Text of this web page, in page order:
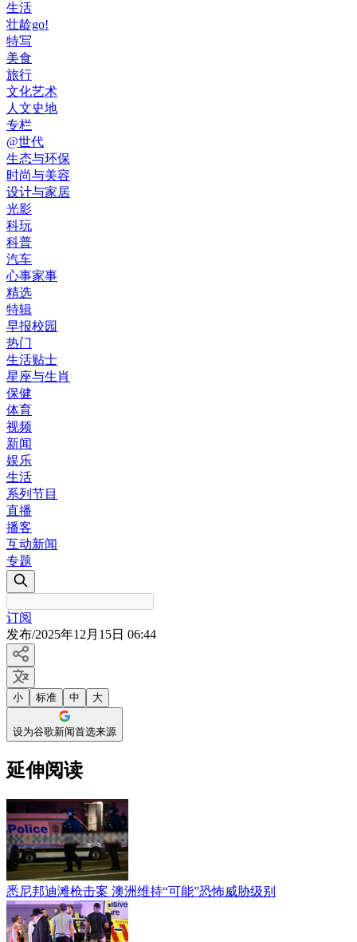
生活
壮龄go!
特写
美食
旅行
文化艺术
人文史地
专栏
@世代
生态与环保
时尚与美容
设计与家居
光影
科玩
科普
汽车
心事家事
精选
特辑
早报校园
热门
生活贴士
星座与生肖
保健
体育
视频
新闻
娱乐
生活
系列节目
直播
播客
互动新闻
专题
订阅
发布/2025年12月15日 06:44
小 标准 中 大
设为谷歌新闻首选来源
延伸阅读
悉尼邦迪滩枪击案 澳洲维持“可能”恐怖威胁级别